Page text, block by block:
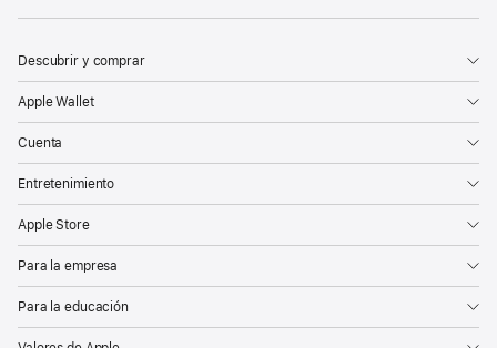
Descubrir y comprar
Apple Wallet
Cuenta
Entretenimiento
Apple Store
Para la empresa
Para la educación